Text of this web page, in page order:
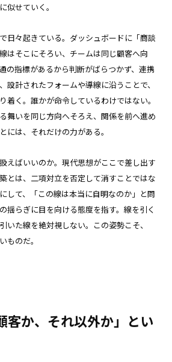
似せていく。
日々起きている。ダッシュボードに「商談
はそこにそろい、チームは同じ顧客へ向
の指標があるから判断がばらつかず、連携
設計されたフォームや導線に沿うことで、
着く。誰かが命令しているわけではない。
舞いを同じ方向へそろえ、関係を前へ進め
には、それだけの力がある。
えばいいのか。現代思想がここで差し出す
とは、二項対立を否定して消すことではな
して、「この線は本当に自明なのか」と問
揺らぎに目を向ける態度を指す。線を引く
いた線を絶対視しない。この姿勢こそ、
ものだ。
客か、それ以外か」とい